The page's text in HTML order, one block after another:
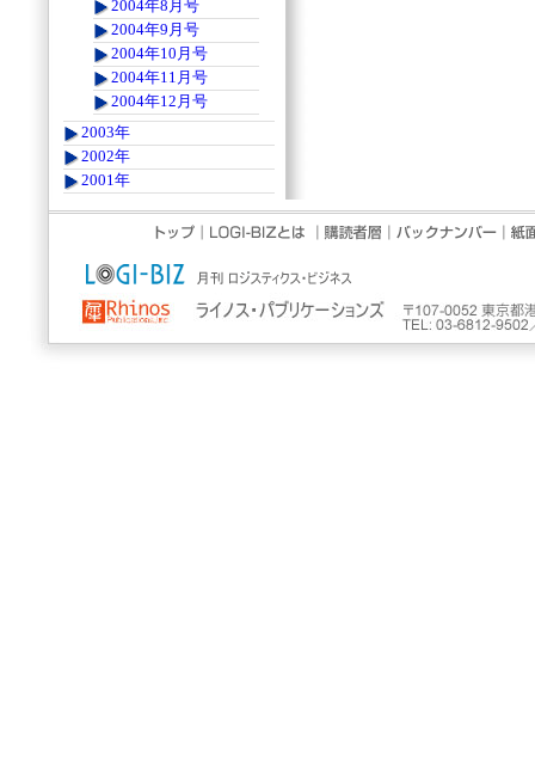
2004年8月号
2004年9月号
2004年10月号
2004年11月号
2004年12月号
2003年
2002年
2001年